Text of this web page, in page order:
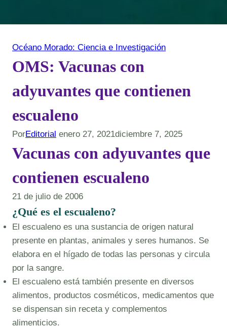
Océano Morado: Ciencia e Investigación
OMS: Vacunas con
adyuvantes que contienen
escualeno
PorEditorial enero 27, 2021diciembre 7, 2025
Vacunas con adyuvantes que
contienen escualeno
21 de julio de 2006
¿Qué es el escualeno?
El escualeno es una sustancia de origen natural
presente en plantas, animales y seres humanos. Se
elabora en el hígado de todas las personas y circula
por la sangre.
El escualeno está también presente en diversos
alimentos, productos cosméticos, medicamentos que
se dispensan sin receta y complementos
alimenticios.